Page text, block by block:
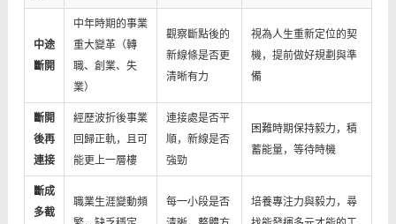
中途
斷開
中年時期的事業
重大變革（轉
職、創業、失
業）
觀察斷點後的
新線條是否更
清晰有力
視為人生重新定位的契
機，提前做好規劃與準
備
斷開
後再
連接
經歷波折後事業
回歸正軌，且可
能更上一層樓
連接處是否平
順，新線是否
強勁
困難時期保持毅力，積
蓄能量，等待時機
斷成
多截
職業生涯變動頻
每一小段是否
培養專注力與毅力，尋